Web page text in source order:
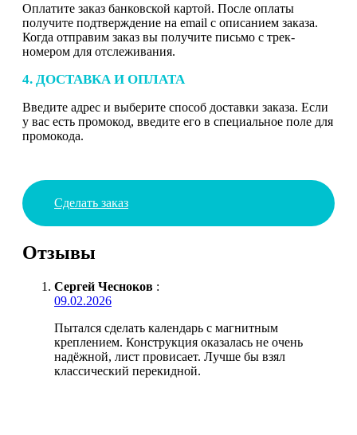
Оплатите заказ банковской картой. После оплаты
получите подтверждение на email с описанием заказа.
Когда отправим заказ вы получите письмо с трек-
номером для отслеживания.
4. ДОСТАВКА И ОПЛАТА
Введите адрес и выберите способ доставки заказа. Если
у вас есть промокод, введите его в специальное поле для
промокода.
Сделать заказ
Отзывы
Сергей Чесноков :
09.02.2026
Пытался сделать календарь с магнитным
креплением. Конструкция оказалась не очень
надёжной, лист провисает. Лучше бы взял
классический перекидной.